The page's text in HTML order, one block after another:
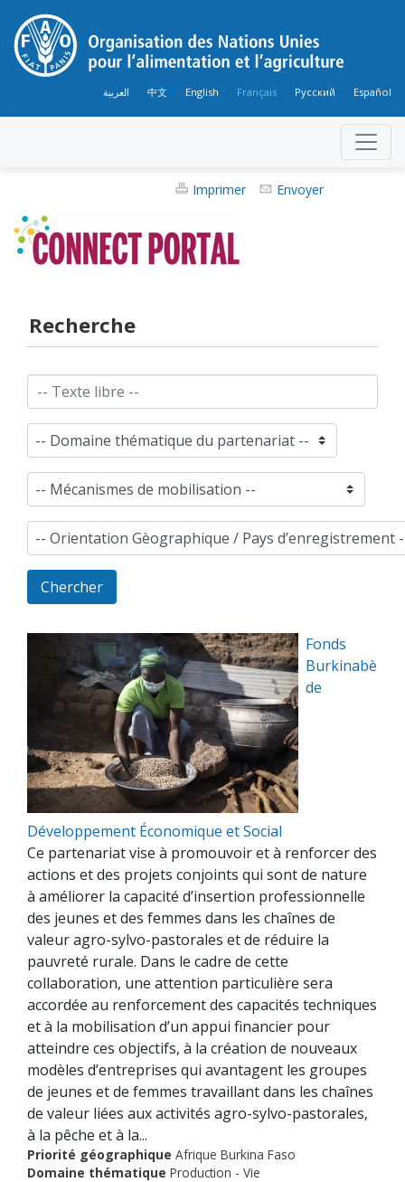
العربية 中文 English Français Русский Español
Imprimer Envoyer
Recherche
Fonds
Burkinabè
de
Développement Économique et Social
Ce partenariat vise à promouvoir et à renforcer des
actions et des projets conjoints qui sont de nature
à améliorer la capacité d’insertion professionnelle
des jeunes et des femmes dans les chaînes de
valeur agro-sylvo-pastorales et de réduire la
pauvreté rurale. Dans le cadre de cette
collaboration, une attention particulière sera
accordée au renforcement des capacités techniques
et à la mobilisation d’un appui financier pour
atteindre ces objectifs, à la création de nouveaux
modèles d’entreprises qui avantagent les groupes
de jeunes et de femmes travaillant dans les chaînes
de valeur liées aux activités agro-sylvo-pastorales,
à la pêche et à la...
Priorité géographique Afrique Burkina Faso
Domaine thématique Production - Vie